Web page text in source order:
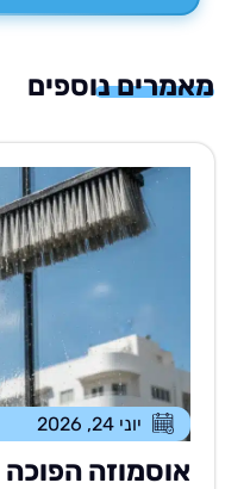
נוספים
יוני 24, 2026
הפוכה